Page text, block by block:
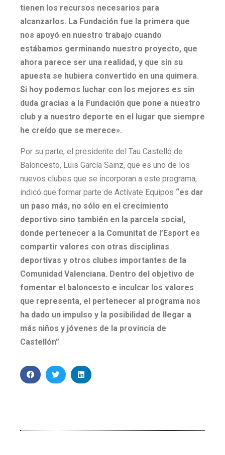
tienen los recursos necesarios para
alcanzarlos. La Fundación fue la primera que
nos apoyó en nuestro trabajo cuando
estábamos germinando nuestro proyecto, que
ahora parece ser una realidad, y que sin su
apuesta se hubiera convertido en una quimera.
Si hoy podemos luchar con los mejores es sin
duda gracias a la Fundación que pone a nuestro
club y a nuestro deporte en el lugar que siempre
he creído que se merece».
Por su parte, el presidente del Tau Castelló de
Baloncesto, Luis García Sainz, que es uno de los
nuevos clubes que se incorporan a este programa,
indicó que formar parte de Actívate Equipos “es dar
un paso más, no sólo en el crecimiento
deportivo sino también en la parcela social,
donde pertenecer a la Comunitat de l’Esport es
compartir valores con otras disciplinas
deportivas y otros clubes importantes de la
Comunidad Valenciana. Dentro del objetivo de
fomentar el baloncesto e inculcar los valores
que representa, el pertenecer al programa nos
ha dado un impulso y la posibilidad de llegar a
más niños y jóvenes de la provincia de
Castellón”